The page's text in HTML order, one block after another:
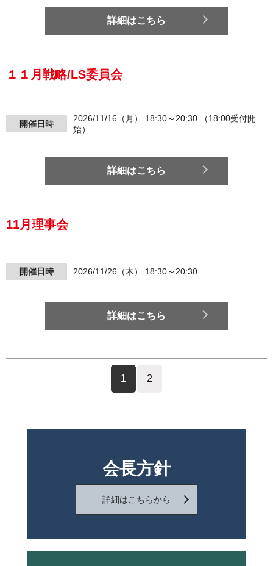
詳細はこちら
１１月戦略/LS委員会
開催日時
2026/11/16（月） 18:30～20:30 （18:00受付開
始）
詳細はこちら
11月理事会
開催日時 2026/11/26（木） 18:30～20:30
詳細はこちら
1 2
会長方針
詳細はこちらから